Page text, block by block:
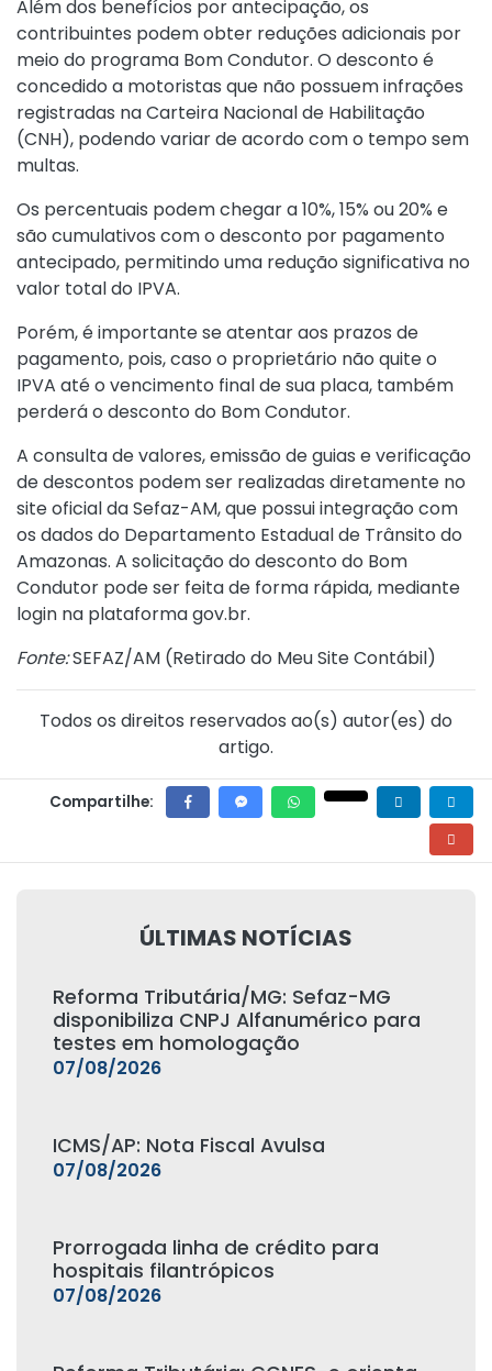
Além dos benefícios por antecipação, os
contribuintes podem obter reduções adicionais por
meio do programa Bom Condutor. O desconto é
concedido a motoristas que não possuem infrações
registradas na Carteira Nacional de Habilitação
(CNH), podendo variar de acordo com o tempo sem
multas.
Os percentuais podem chegar a 10%, 15% ou 20% e
são cumulativos com o desconto por pagamento
antecipado, permitindo uma redução significativa no
valor total do IPVA.
Porém, é importante se atentar aos prazos de
pagamento, pois, caso o proprietário não quite o
IPVA até o vencimento final de sua placa, também
perderá o desconto do Bom Condutor.
A consulta de valores, emissão de guias e verificação
de descontos podem ser realizadas diretamente no
site oficial da Sefaz-AM, que possui integração com
os dados do Departamento Estadual de Trânsito do
Amazonas. A solicitação do desconto do Bom
Condutor pode ser feita de forma rápida, mediante
login na plataformagov.br.
Fonte:SEFAZ/AM (Retirado do Meu Site Contábil)
Todos os direitos reservados ao(s) autor(es) do
artigo.
Compartilhe:
ÚLTIMAS NOTÍCIAS
Reforma Tributária/MG: Sefaz-MG
disponibiliza CNPJ Alfanumérico para
testes em homologação
07/08/2026
ICMS/AP: Nota Fiscal Avulsa
07/08/2026
Prorrogada linha de crédito para
hospitais filantrópicos
07/08/2026